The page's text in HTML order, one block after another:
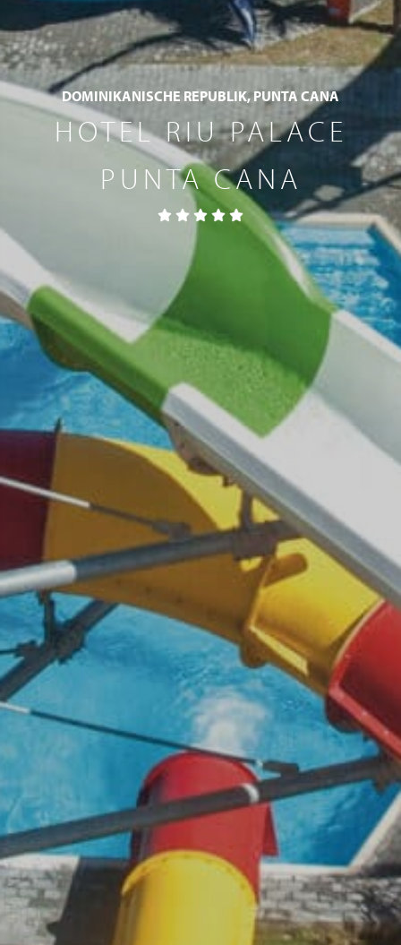
DOMINIKANISCHE REPUBLIK, PUNTA CANA
HOTEL RIU PALACE
PUNTA CANA